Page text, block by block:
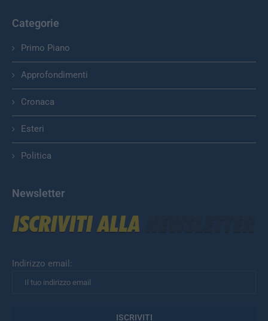
Categorie
Primo Piano
Approfondimenti
Cronaca
Esteri
Politica
Newsletter
Indirizzo email: